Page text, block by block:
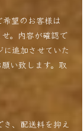
望のお客様は
。内容が確認で
追加させていた
い致します。取
、配送料を抑え